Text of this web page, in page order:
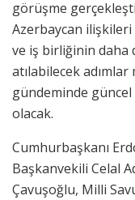
görüşme
Azerbaycan
ve iş birliğinin daha
atılabilecek adımlar
gündeminde
olacak.
Cumhurbaşkanı
Başkanvekili Celal
Çavuşoğlu, Milli